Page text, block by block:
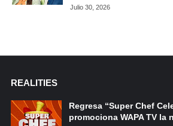
Julio 30, 2026
REALITIES
Regresa “Super Chef
promociona WAPA TV la